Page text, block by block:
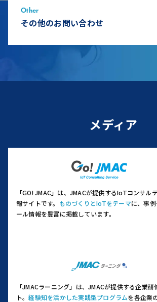
Other
その他のお問い合わせ
メディア
「GO! JMAC」は、JMACが提供するIoTコンサル
報サイトです。 ものづくりとIoTをテーマに、事
ール情報を豊富に掲載しています。
「JMACラーニング」は、JMACが提供する企業研
ト。経験知を活かした実践型プログラムを各企業